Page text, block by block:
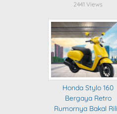
2441 Views
Honda Stylo 160
Bergaya Retro
Rumornya Bakal